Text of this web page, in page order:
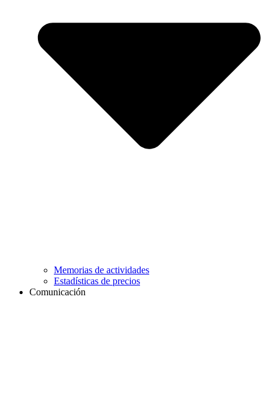
Memorias de actividades
Estadísticas de precios
Comunicación